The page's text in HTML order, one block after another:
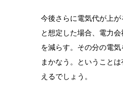
今後さらに電気代が上
と想定した場合、電力
を減らす。その分の電
まかなう。ということ
えるでしょう。